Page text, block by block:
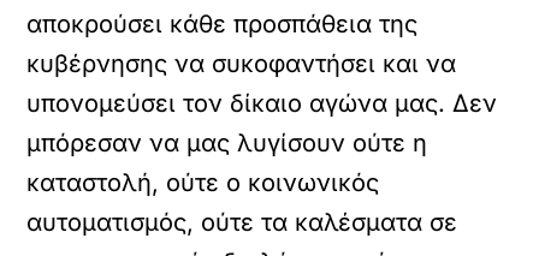
αποκρούσει κάθε προσπάθεια της
κυβέρνησης να συκοφαντήσει και να
υπονομεύσει τον δίκαιο αγώνα μας. Δεν
μπόρεσαν να μας λυγίσουν ούτε η
καταστολή, ούτε ο κοινωνικός
αυτοματισμός, ούτε τα καλέσματα σε